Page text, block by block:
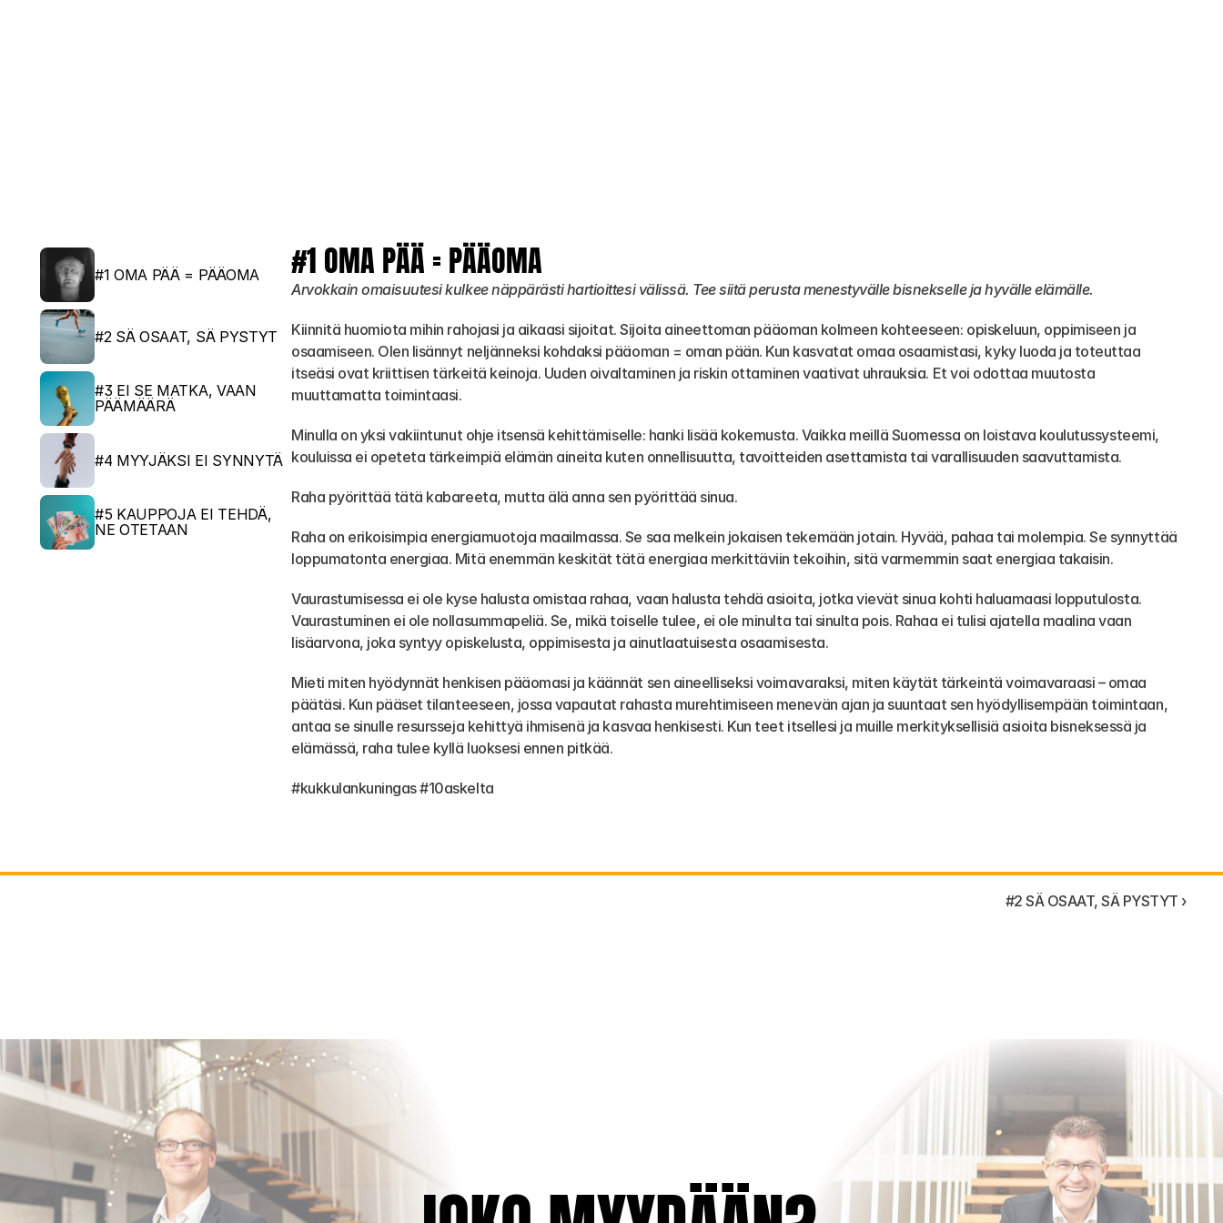
#1 OMA PÄÄ = PÄÄOMA
#2 SÄ OSAAT, SÄ PYSTYT
#3 EI SE MATKA, VAAN
PÄÄMÄÄRÄ
#4 MYYJÄKSI EI SYNNYTÄ
#5 KAUPPOJA EI TEHDÄ,
NE OTETAAN
#1 OMA PÄÄ = PÄÄOMA
Arvokkain omaisuutesi kulkee näppärästi hartioittesi välissä. Tee siitä perusta menestyvälle bisnekselle ja hyvälle elämälle.
Kiinnitä huomiota mihin rahojasi ja aikaasi sijoitat. Sijoita aineettoman pääoman kolmeen kohteeseen: opiskeluun, oppimiseen ja
osaamiseen. Olen lisännyt neljänneksi kohdaksi pääoman = oman pään. Kun kasvatat omaa osaamistasi, kyky luoda ja toteuttaa
itseäsi ovat kriittisen tärkeitä keinoja. Uuden oivaltaminen ja riskin ottaminen vaativat uhrauksia. Et voi odottaa muutosta
muuttamatta toimintaasi.
Minulla on yksi vakiintunut ohje itsensä kehittämiselle: hanki lisää kokemusta. Vaikka meillä Suomessa on loistava koulutussysteemi,
kouluissa ei opeteta tärkeimpiä elämän aineita kuten onnellisuutta, tavoitteiden asettamista tai varallisuuden saavuttamista.
Raha pyörittää tätä kabareeta, mutta älä anna sen pyörittää sinua.
Raha on erikoisimpia energiamuotoja maailmassa. Se saa melkein jokaisen tekemään jotain. Hyvää, pahaa tai molempia. Se synnyttää
loppumatonta energiaa. Mitä enemmän keskität tätä energiaa merkittäviin tekoihin, sitä varmemmin saat energiaa takaisin.
Vaurastumisessa ei ole kyse halusta omistaa rahaa, vaan halusta tehdä asioita, jotka vievät sinua kohti haluamaasi lopputulosta.
Vaurastuminen ei ole nollasummapeliä. Se, mikä toiselle tulee, ei ole minulta tai sinulta pois. Rahaa ei tulisi ajatella maalina vaan
lisäarvona, joka syntyy opiskelusta, oppimisesta ja ainutlaatuisesta osaamisesta.
Mieti miten hyödynnät henkisen pääomasi ja käännät sen aineelliseksi voimavaraksi, miten käytät tärkeintä voimavaraasi – omaa
päätäsi. Kun pääset tilanteeseen, jossa vapautat rahasta murehtimiseen menevän ajan ja suuntaat sen hyödyllisempään toimintaan,
antaa se sinulle resursseja kehittyä ihmisenä ja kasvaa henkisesti. Kun teet itsellesi ja muille merkityksellisiä asioita bisneksessä ja
elämässä, raha tulee kyllä luoksesi ennen pitkää.
#kukkulankuningas #10askelta
#2 SÄ OSAAT, SÄ PYSTYT ›